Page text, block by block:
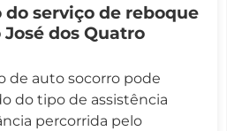
do serviço de reboque
José dos Quatro
de auto socorro pode
do tipo de assistência
percorrida pelo